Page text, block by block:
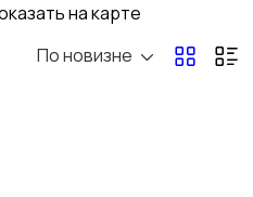
Добыча сырья,
на карте
По новизне